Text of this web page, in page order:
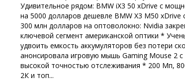
Удивительное рядом: BMW iX3 50 xDrive с
на 5000 долларов дешевле BMW X3 M50
300 млн долларов на оптоволокно: Nvidia
ключевой сегмент американской оптики *
удвоить емкость аккумуляторов без потери
анонсировала игровую мышь Gaming Mouse 2 с
высокой точностью отслеживания * 200 Мп,
2К и топ...